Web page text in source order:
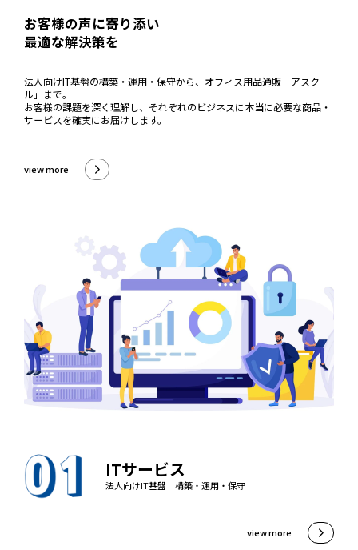
お客様の声に寄り添い
最適な解決策を
法人向けIT基盤の構築・運用・保守から、オフィス用品通販「アスク
ル」まで。
お客様の課題を深く理解し、それぞれのビジネスに本当に必要な商品・
サービスを確実にお届けします。
view more
ITサービス
法人向けIT基盤 構築・運用・保守
view more